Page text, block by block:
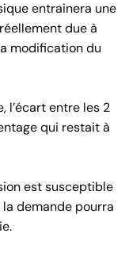
entrainera une
due à
modification du
l’écart entre les 2
qui restait à
est susceptible
la demande pourra